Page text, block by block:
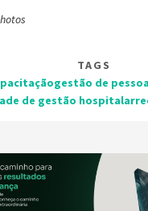
TAGS
gestão de
de gestão hospitalar